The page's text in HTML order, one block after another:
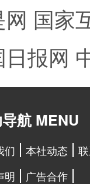
国家
报网
航 MENU
们 本社动态
明
广告合作